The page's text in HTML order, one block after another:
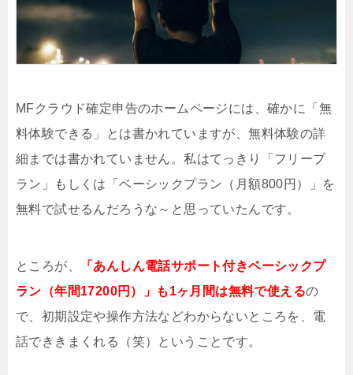
MFクラウド確定申告のホームページには、確かに「無
料体験できる」とは書かれていますが、無料体験の詳
細までは書かれていません。私はてっきり「フリープ
ラン」もしくは「ベーシックプラン（月額800円）」を
無料で試せるんだろうな～と思っていたんです。
ところが、
「あんしん電話サポート付きベーシックプ
ラン（年間17200円）」も1ヶ月間は無料で使えるの
で、初期設定や操作方法などわからないところを、電
話でききまくれる（笑）ということです。